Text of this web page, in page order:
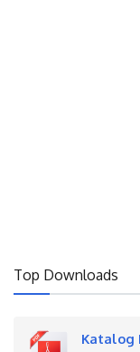
Top Downloads
Katalog